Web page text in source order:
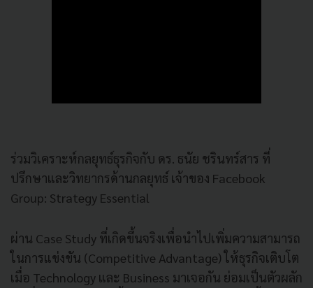
ร่วมวิเคราะห์กลยุทธ์ธุรกิจกับ ดร. ธนัย ชรินทร์สาร ที่
ปรึกษาและวิทยากรด้านกลยุทธ์ เจ้าของ Facebook
Group: Strategy Essential
ผ่าน Case Study ที่เกิดขึ้นจริงเพื่อนำไปเพิ่มความสามารถ
ในการแข่งขัน (Competitive Advantage) ให้ธุรกิจเติบโต
เมื่อ Technology และ Business มาเจอกัน ย่อมเป็นตัวผลัก